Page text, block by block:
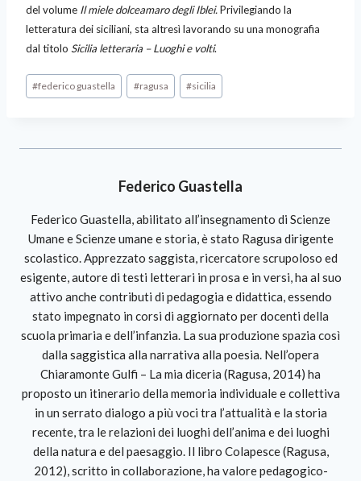
del volume Il miele dolceamaro degli Iblei.Privilegiando la
letteratura dei siciliani, sta altresì lavorando su una monografia
dal titolo Sicilia letteraria – Luoghi e volti.
#federico guastella #ragusa #sicilia
Federico Guastella
Federico Guastella, abilitato all’insegnamento di Scienze
Umane e Scienze umane e storia, è stato Ragusa dirigente
scolastico. Apprezzato saggista, ricercatore scrupoloso ed
esigente, autore di testi letterari in prosa e in versi, ha al suo
attivo anche contributi di pedagogia e didattica, essendo
stato impegnato in corsi di aggiornato per docenti della
scuola primaria e dell’infanzia. La sua produzione spazia così
dalla saggistica alla narrativa alla poesia. Nell’opera
Chiaramonte Gulfi – La mia diceria (Ragusa, 2014) ha
proposto un itinerario della memoria individuale e collettiva
in un serrato dialogo a più voci tra l’attualità e la storia
recente, tra le relazioni dei luoghi dell’anima e dei luoghi
della natura e del paesaggio. Il libro Colapesce (Ragusa,
2012), scritto in collaborazione, ha valore pedagogico-